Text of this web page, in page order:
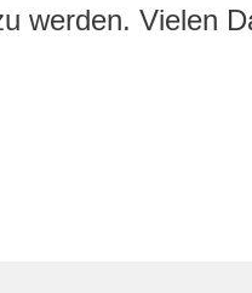
werden. Vielen